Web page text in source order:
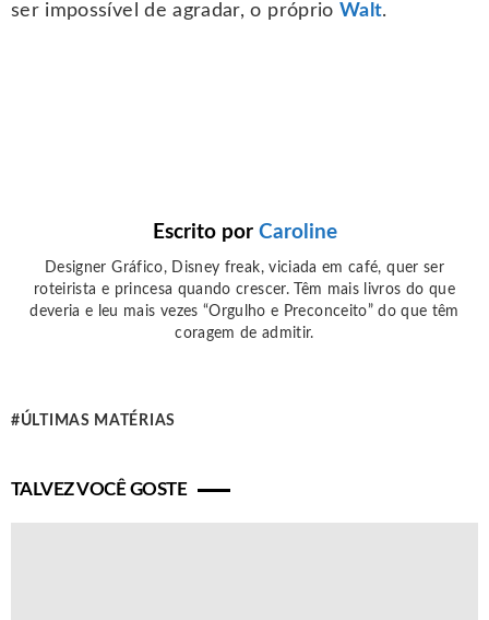
ser impossível de agradar, o próprio Walt.
Escrito por Caroline
Designer Gráfico, Disney freak, viciada em café, quer ser
roteirista e princesa quando crescer. Têm mais livros do que
deveria e leu mais vezes “Orgulho e Preconceito” do que têm
coragem de admitir.
ÚLTIMAS MATÉRIAS
TALVEZ VOCÊ GOSTE